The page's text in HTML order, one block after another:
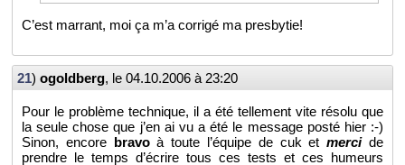
C’est mar­rant, moi ça m’a cor­rigé ma pres­by­tie!
21) ogold­berg, le 04.10.2006 à 23:20
Pour le pro­blème tech­nique, il a été tel­le­ment vite ré­solu que
la seule chose que j’en ai vu a été le mes­sage posté hier :-)
Sinon, en­core bravoà toute l’équipe de cuk etmercide
prendre le temps d’écrire tous ces tests et ces hu­meurs